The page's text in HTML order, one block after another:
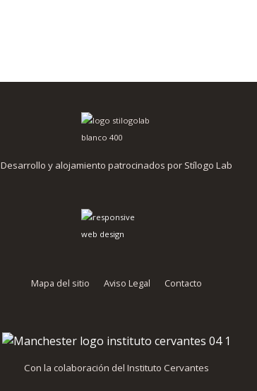
Desarrollo y alojamiento patrocinados por Stílogo Lab
Mapa del sitio Aviso Legal Contacto
Con la colaboración del Instituto Cervantes